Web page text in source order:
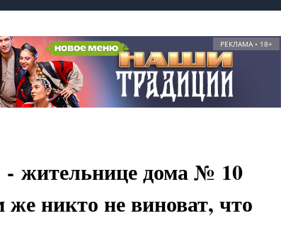
РЕКЛАМА • 18+
жительнице дома № 10
никто не виноват, что